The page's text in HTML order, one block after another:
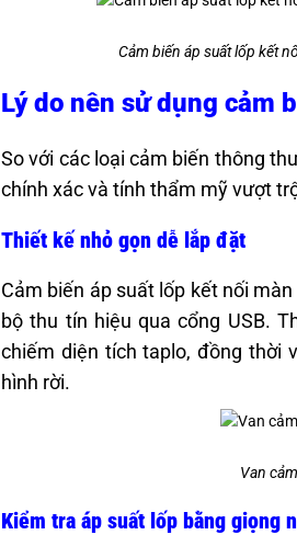
Cảm biến áp suất lốp kết
Lý do nên sử dụng cảm
So với các loại cảm biến thông
chính xác và tính thẩm mỹ vượt
Thiết kế nhỏ gọn dễ lắp đặt
Cảm biến áp suất lốp kết nối
bộ thu tín hiệu qua cổng USB.
chiếm diện tích taplo, đồng thời
hình rời.
Van
Kiểm tra áp suất lốp bằng giọng